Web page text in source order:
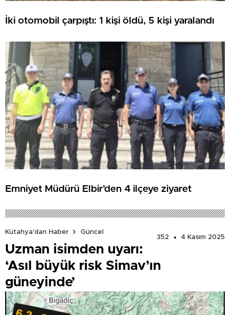
İki otomobil çarpıştı: 1 kişi öldü, 5 kişi yaralandı
Emniyet Müdürü Elbir’den 4 ilçeye ziyaret
Kütahya'dan Haber
Güncel
352
4 Kasım 2025
Uzman isimden uyarı:
‘Asıl büyük risk Simav’ın
güneyinde’